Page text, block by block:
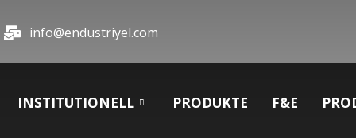
INSTITUTIONELL PRODUKTE F&E
info@endustriyel.com